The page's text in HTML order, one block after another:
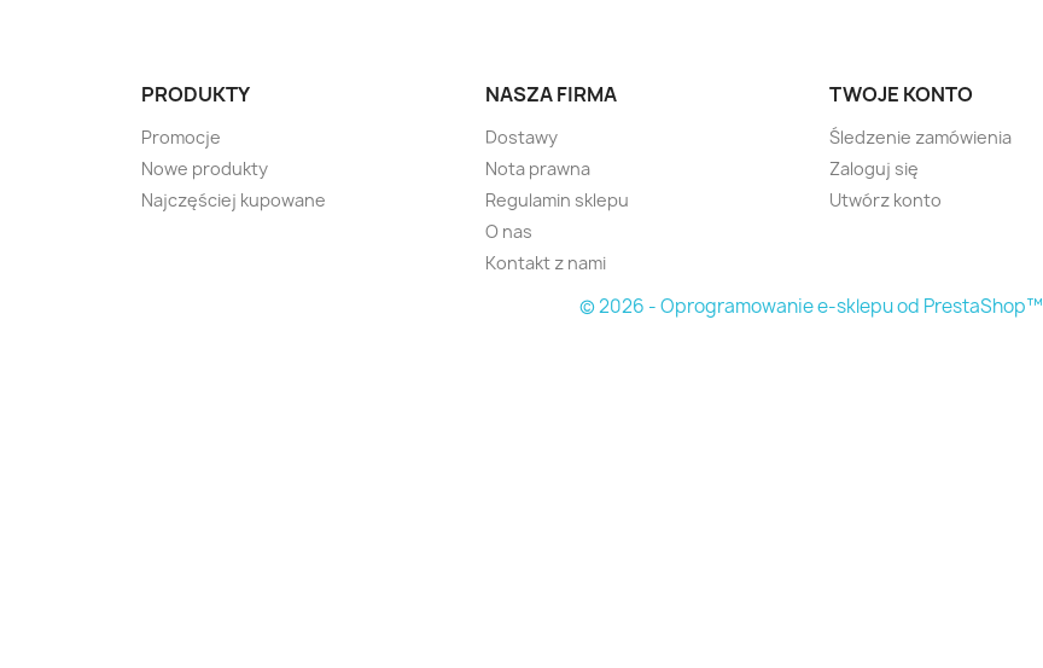
PRODUKTY
Promocje
Nowe produkty
Najczęściej kupowane
NASZA FIRMA
Dostawy
Nota prawna
Regulamin sklepu
O nas
Kontakt z nami
TWOJE KONTO
Śledzenie zamówienia
Zaloguj się
Utwórz konto
© 2026 - Oprogramowanie e-sklepu od PrestaShop™